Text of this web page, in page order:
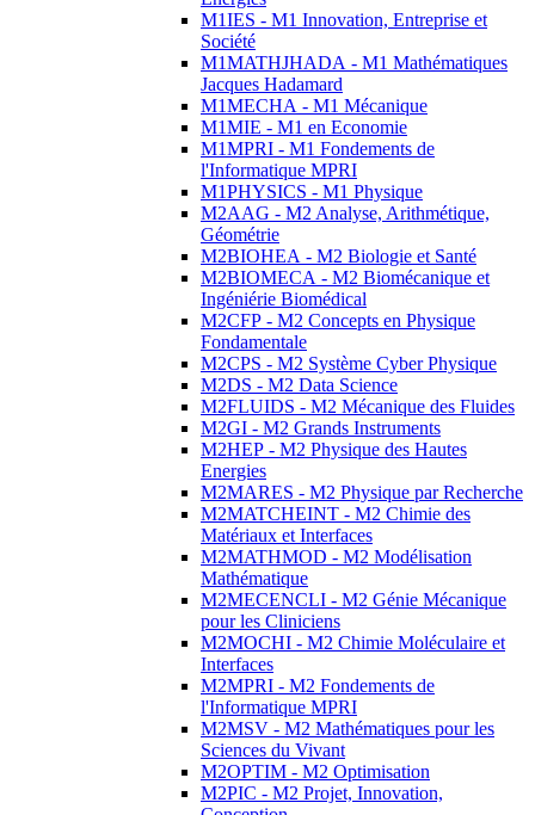
M1IES - M1 Innovation, Entreprise et
Société
M1MATHJHADA - M1 Mathématiques
Jacques Hadamard
M1MECHA - M1 Mécanique
M1MIE - M1 en Economie
M1MPRI - M1 Fondements de
l'Informatique MPRI
M1PHYSICS - M1 Physique
M2AAG - M2 Analyse, Arithmétique,
Géométrie
M2BIOHEA - M2 Biologie et Santé
M2BIOMECA - M2 Biomécanique et
Ingéniérie Biomédical
M2CFP - M2 Concepts en Physique
Fondamentale
M2CPS - M2 Système Cyber Physique
M2DS - M2 Data Science
M2FLUIDS - M2 Mécanique des Fluides
M2GI - M2 Grands Instruments
M2HEP - M2 Physique des Hautes
Energies
M2MARES - M2 Physique par Recherche
M2MATCHEINT - M2 Chimie des
Matériaux et Interfaces
M2MATHMOD - M2 Modélisation
Mathématique
M2MECENCLI - M2 Génie Mécanique
pour les Cliniciens
M2MOCHI - M2 Chimie Moléculaire et
Interfaces
M2MPRI - M2 Fondements de
l'Informatique MPRI
M2MSV - M2 Mathématiques pour les
Sciences du Vivant
M2OPTIM - M2 Optimisation
M2PIC - M2 Projet, Innovation,